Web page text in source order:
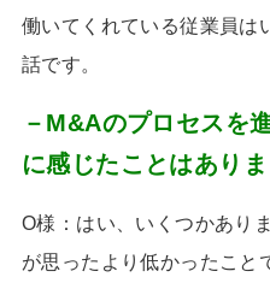
働いてくれている従業員は
話です。
－M&Aのプロセスを
に感じたことはあり
O様：はい、いくつかあり
が思ったより低かったこと